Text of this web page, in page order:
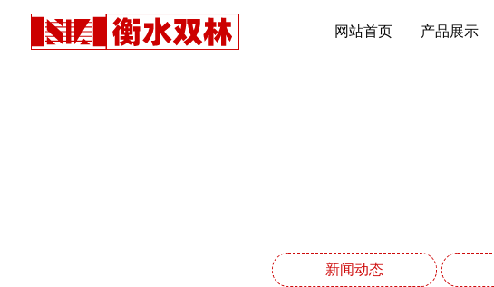
网站首页 产品展示
新闻动态